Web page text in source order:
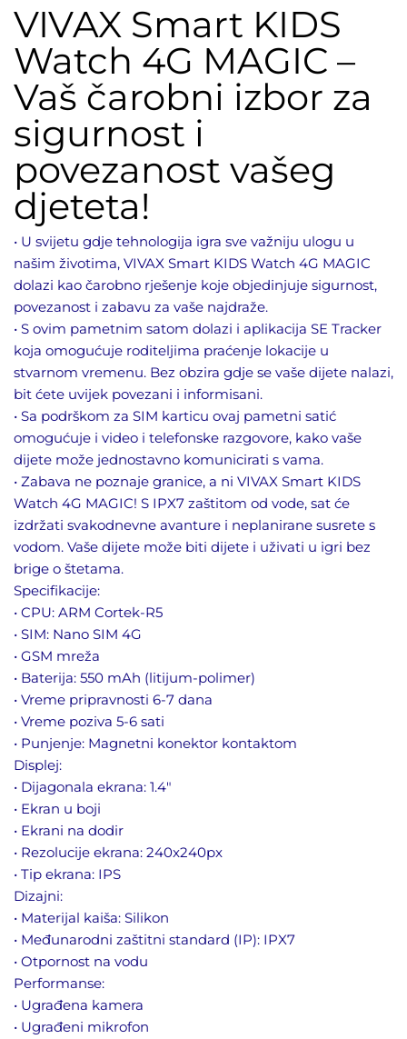
VIVAX Smart KIDS
Watch 4G MAGIC –
Vaš čarobni izbor za
sigurnost i
povezanost vašeg
djeteta!
• U svijetu gdje tehnologija igra sve važniju ulogu u
našim životima, VIVAX Smart KIDS Watch 4G MAGIC
dolazi kao čarobno rješenje koje objedinjuje sigurnost,
povezanost i zabavu za vaše najdraže.
• S ovim pametnim satom dolazi i aplikacija SE Tracker
koja omogućuje roditeljima praćenje lokacije u
stvarnom vremenu. Bez obzira gdje se vaše dijete nalazi,
bit ćete uvijek povezani i informisani.
• Sa podrškom za SIM karticu ovaj pametni satić
omogućuje i video i telefonske razgovore, kako vaše
dijete može jednostavno komunicirati s vama.
• Zabava ne poznaje granice, a ni VIVAX Smart KIDS
Watch 4G MAGIC! S IPX7 zaštitom od vode, sat će
izdržati svakodnevne avanture i neplanirane susrete s
vodom. Vaše dijete može biti dijete i uživati u igri bez
brige o štetama.
Specifikacije:
• CPU: ARM Cortek-R5
• SIM: Nano SIM 4G
• GSM mreža
• Baterija: 550 mAh (litijum-polimer)
• Vreme pripravnosti 6-7 dana
• Vreme poziva 5-6 sati
• Punjenje: Magnetni konektor kontaktom
Displej:
• Dijagonala ekrana: 1.4″
• Ekran u boji
• Ekrani na dodir
• Rezolucije ekrana: 240x240px
• Tip ekrana: IPS
Dizajni:
• Materijal kaiša: Silikon
• Međunarodni zaštitni standard (IP): IPX7
• Otpornost na vodu
Performanse:
• Ugrađena kamera
• Ugrađeni mikrofon